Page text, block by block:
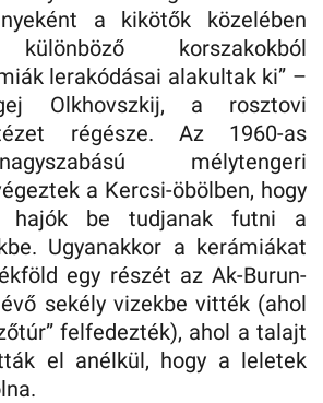
a kikötők közelében
különböző korszakokból
lerakódásai alakultak ki” –
Olkhovszkij, a rosztovi
régésze. Az 1960-as
mélytengeri
a Kercsi-öbölben, hogy
hajók be tudjanak futni a
Ugyanakkor a kerámiákat
egy részét az Ak-Burun-
sekély vizekbe vitték (ahol
felfedezték), ahol a talajt
el anélkül, hogy a leletek